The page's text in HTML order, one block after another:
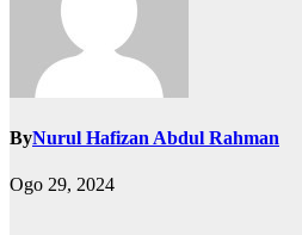
ByNurul Hafizan Abdul Rahman
Ogo 29, 2024